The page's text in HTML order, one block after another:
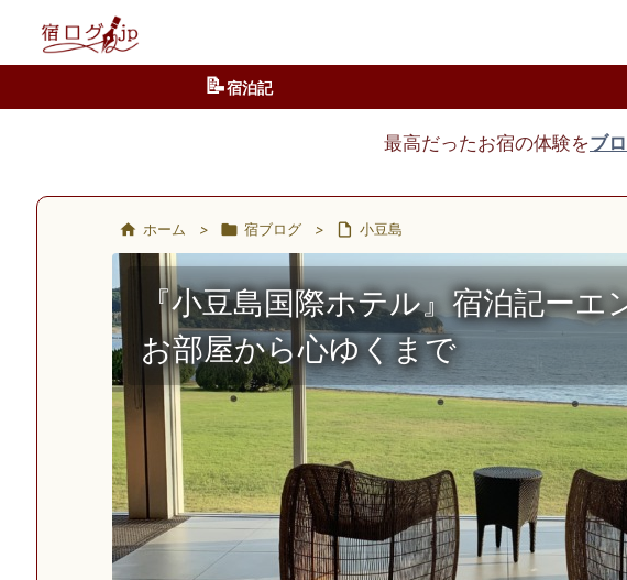
📝宿泊記
最高だったお宿の体験をブ
 ホーム >  宿ブログ >  小豆島
『小豆島国際ホテル』宿泊記ー
お部屋から心ゆくまで